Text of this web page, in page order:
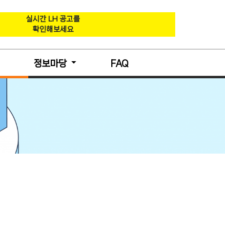
실시간 LH 공고를
확인해보세요
정보마당 FAQ